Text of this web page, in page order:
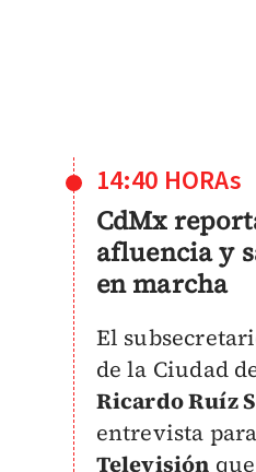
14:40 HORAs
CdMx
afluencia y
en marcha
El
de la Ciudad
Ricardo Ruíz
entrevista para
Televisión